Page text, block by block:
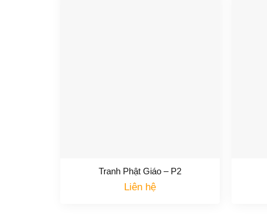
Tranh Phật Giáo – P2
Liên hệ